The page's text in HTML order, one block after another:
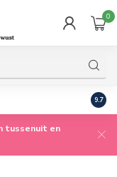
0
9.7
tussenuit en